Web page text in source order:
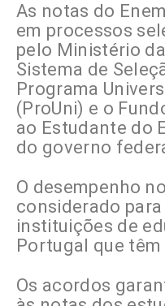
As notas do
em processos
pelo Ministério
Sistema de
Programa
(ProUni) e o
ao Estudante do
do governo
O desempenho
considerado
instituições de
Portugal que
Os acordos